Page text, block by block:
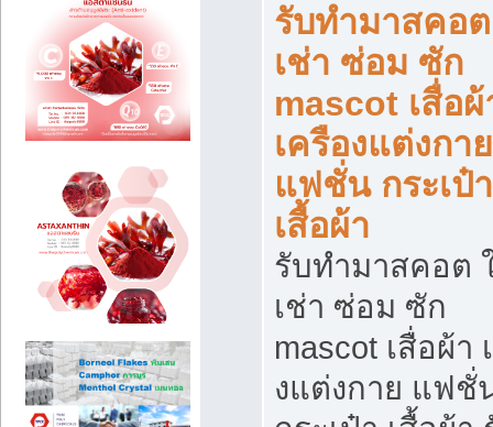
รับทำมาสคอ
เช่า ซ่อม ซัก
mascot เสื่อผ้
เครืองแต่งกาย
แฟชั่น กระเป๋า
เสื้อผ้า
รับทำมาสคอต
เช่า ซ่อม ซัก
mascot เสื่อผ้า
งแต่งกาย แฟชั่